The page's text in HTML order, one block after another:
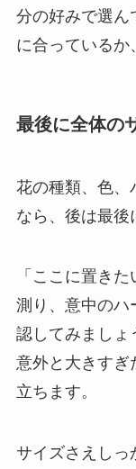
分の好みで選ん
に合っているか
最後に全体の
花の種類、色、
なら、 後は最後
「ここに置き
測り、意中のハ
認してみましょ
意外と大きすぎ
立ちます。
サイズさえしっ